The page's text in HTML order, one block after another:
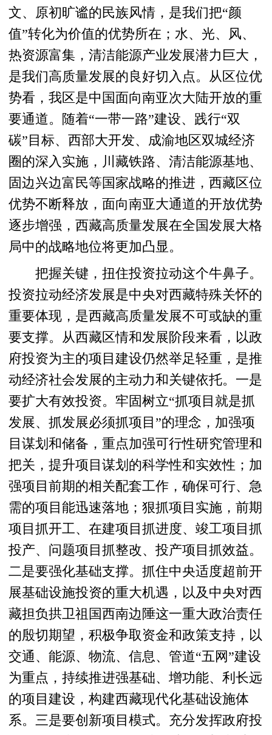
文、原初旷谧的民族风情，是我们把“颜
值”转化为价值的优势所在；水、光、风、
热资源富集，清洁能源产业发展潜力巨大，
是我们高质量发展的良好切入点。从区位优
势看，我区是中国面向南亚次大陆开放的重
要通道。随着“一带一路”建设、践行“双
碳”目标、西部大开发、成渝地区双城经济
圈的深入实施，川藏铁路、清洁能源基地、
固边兴边富民等国家战略的推进，西藏区位
优势不断释放，面向南亚大通道的开放优势
逐步增强，西藏高质量发展在全国发展大格
局中的战略地位将更加凸显。
把握关键，扭住投资拉动这个牛鼻子。
投资拉动经济发展是中央对西藏特殊关怀的
重要体现，是西藏高质量发展不可或缺的重
要支撑。从西藏区情和发展阶段来看，以政
府投资为主的项目建设仍然举足轻重，是推
动经济社会发展的主动力和关键依托。一是
要扩大有效投资。牢固树立“抓项目就是抓
发展、抓发展必须抓项目”的理念，加强项
目谋划和储备，重点加强可行性研究管理和
把关，提升项目谋划的科学性和实效性；加
强项目前期的相关配套工作，确保可行、急
需的项目能迅速落地；狠抓项目实施，前期
项目抓开工、在建项目抓进度、竣工项目抓
投产、问题项目抓整改、投产项目抓效益。
二是要强化基础支撑。抓住中央适度超前开
展基础设施投资的重大机遇，以及中央对西
藏担负拱卫祖国西南边陲这一重大政治责任
的殷切期望，积极争取资金和政策支持，以
交通、能源、物流、信息、管道“五网”建设
为重点，持续推进强基础、增功能、利长远
的项目建设，构建西藏现代化基础设施体
系。三是要创新项目模式。充分发挥政府投